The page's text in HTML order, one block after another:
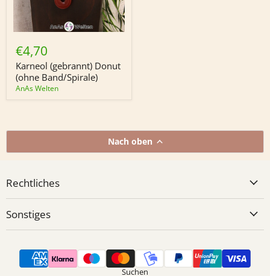
Karneol
(gebrannt)
Donut
(ohne
Band/Spirale)
€4,70
Karneol (gebrannt) Donut
(ohne Band/Spirale)
AnAs Welten
Nach oben
Rechtliches
Sonstiges
Suchen